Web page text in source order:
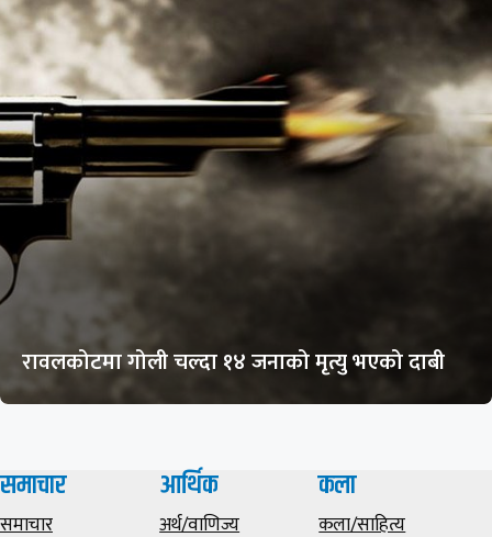
रावलकोटमा गोली चल्दा १४ जनाको मृत्यु भएको दाबी
समाचार
समाचार
आर्थिक
अर्थ/वाणिज्य
कला
कला/साहित्य